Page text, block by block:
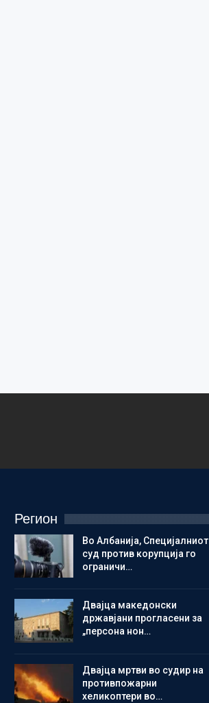
Регион
Во Албанија, Специјалниот
суд против корупција го
ограничи…
Двајца македонски
државјани прогласени за
„персона нон…
Двајца мртви во судир на
противпожарни
хеликоптери во…